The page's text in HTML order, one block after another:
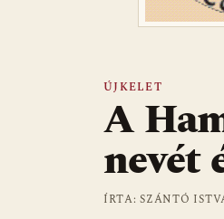
ÚJKELET
A
nevét
ÍRTA: SZÁNTÓ